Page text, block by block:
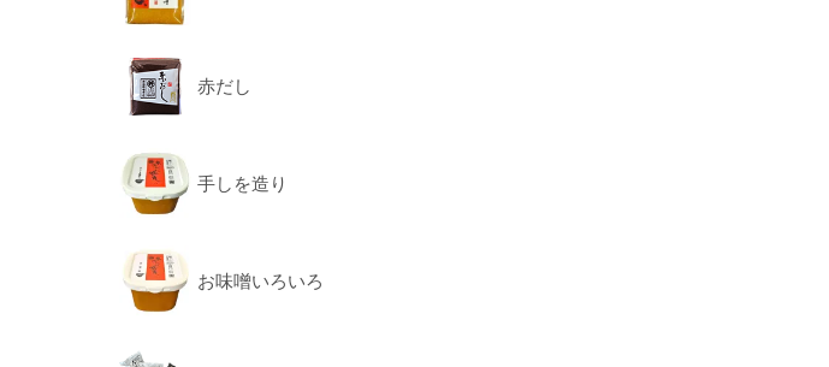
赤だし
手しを造り
お味噌いろいろ